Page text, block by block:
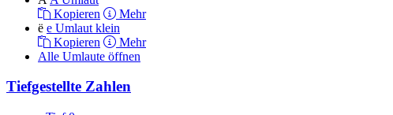
Kopieren
Mehr
ë e Umlaut klein
Kopieren
Mehr
Alle Umlaute öffnen
Tiefgestellte Zahlen